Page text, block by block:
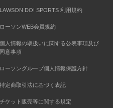
LAWSON DO! SPORTS 利用規約
ローソンWEB会員規約
個人情報の取扱いに関する公表事項及び
同意事項
ローソングループ個人情報保護方針
特定商取引法に基づく表記
チケット販売等に関する規定